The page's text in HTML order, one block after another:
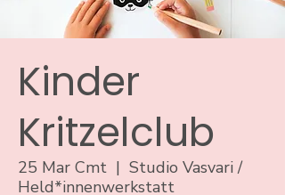
Kinder
Kritzelclub
25 Mar Cmt
  |
Studio Vasvari /
Held*innenwerkstatt